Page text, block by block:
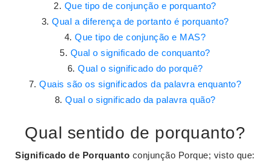
Que tipo de conjunção e porquanto?
Qual a diferença de portanto é porquanto?
Que tipo de conjunção e MAS?
Qual o significado de conquanto?
Qual o significado do porquê?
Quais são os significados da palavra enquanto?
Qual o significado da palavra quão?
Qual sentido de porquanto?
Significado de Porquanto conjunção Porque; visto que: